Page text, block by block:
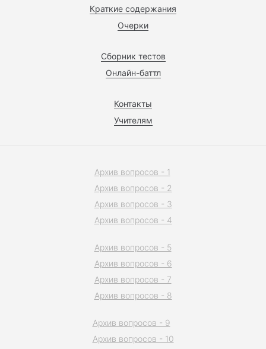
Краткие содержания
Очерки
Сборник тестов
Онлайн-баттл
Контакты
Учителям
Архив вопросов - 1
Архив вопросов - 2
Архив вопросов - 3
Архив вопросов - 4
Архив вопросов - 5
Архив вопросов - 6
Архив вопросов - 7
Архив вопросов - 8
Архив вопросов - 9
Архив вопросов - 10